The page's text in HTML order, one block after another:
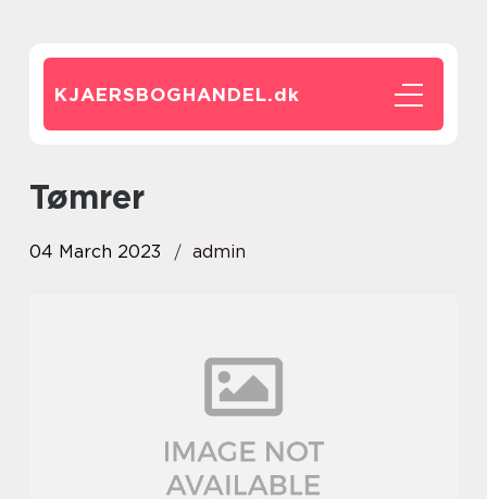
KJAERSBOGHANDEL.dk
tømrer
04 March 2023 admin